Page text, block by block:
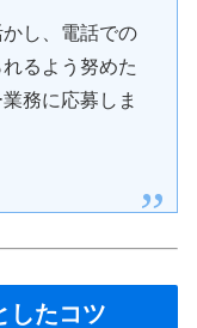
し、電話での
るよう努めた
務に応募しま
したコツ